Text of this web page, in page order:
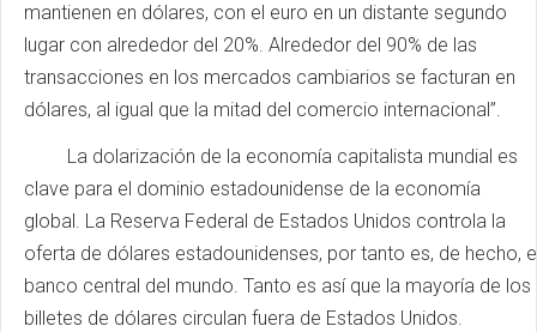
mantienen en dólares, con el euro en un distante segundo
lugar con alrededor del 20%. Alrededor del 90% de las
transacciones en los mercados cambiarios se facturan en
dólares, al igual que la mitad del comercio internacional”.
La dolarización de la economía capitalista mundial es
clave para el dominio estadounidense de la economía
global. La Reserva Federal de Estados Unidos controla la
oferta de dólares estadounidenses, por tanto es, de hecho,
banco central del mundo. Tanto es así que la mayoría de los
billetes de dólares circulan fuera de Estados Unidos.